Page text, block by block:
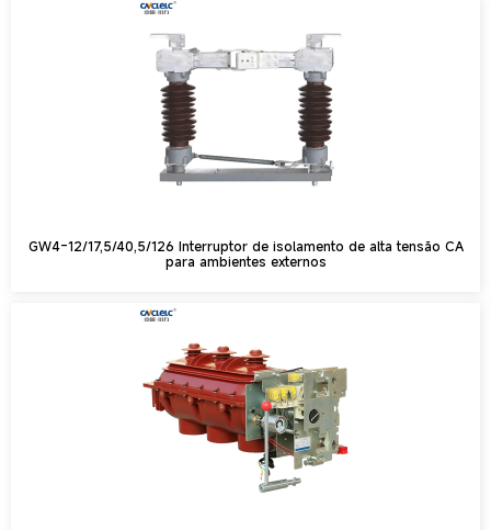
GW4-12/17,5/40,5/126 Interruptor de isolamento de alta tensão CA
para ambientes externos